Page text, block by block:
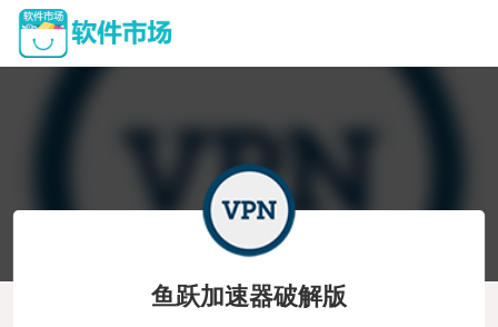
鱼跃加速器破解版